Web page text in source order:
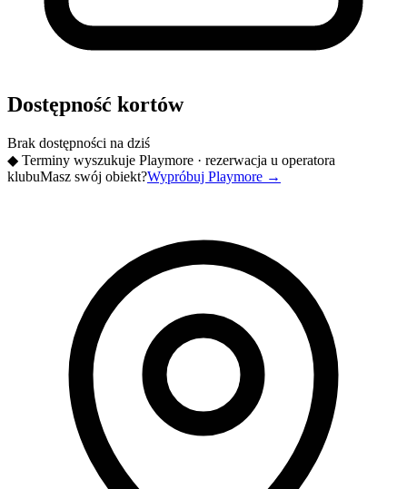
Dostępność kortów
Brak dostępności na dziś
◆ Terminy wyszukuje Playmore · rezerwacja u operatora
klubuMasz swój obiekt?Wypróbuj Playmore →